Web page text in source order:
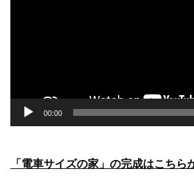
00:00
「電車サイズの家」の完成はこちら